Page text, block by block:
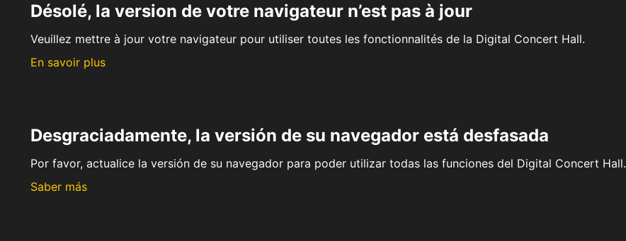
Désolé, la version de votre navigateur n’est pas à jour
Veuillez mettre à jour votre navigateur pour utiliser toutes les fonctionnalités de la Digital Concert Hall.
En savoir plus
Desgraciadamente, la versión de su navegador está desfasada
Por favor, actualice la versión de su navegador para poder utilizar todas las funciones del Digital Concert Hall.
Saber más